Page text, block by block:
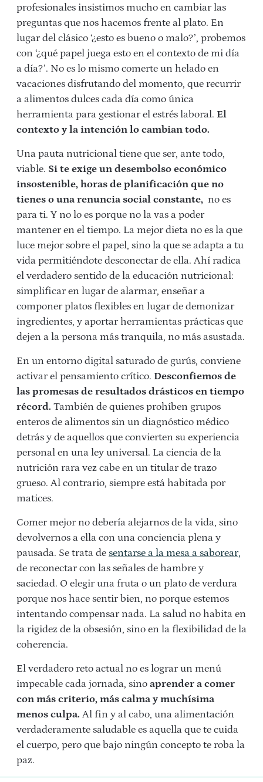
profesionales insistimos mucho en cambiar las
preguntas que nos hacemos frente al plato. En
lugar del clásico ‘¿esto es bueno o malo?’, probemos
con ‘¿qué papel juega esto en el contexto de mi día
a día?’. No es lo mismo comerte un helado en
vacaciones disfrutando del momento, que recurrir
a alimentos dulces cada día como única
herramienta para gestionar el estrés laboral. El
contexto y la intención lo cambian todo.
Una pauta nutricional tiene que ser, ante todo,
viable. Si te exige un desembolso económico
insostenible, horas de planificación que no
tienes o una renuncia social constante, no es
para ti. Y no lo es porque no la vas a poder
mantener en el tiempo. La mejor dieta no es la que
luce mejor sobre el papel, sino la que se adapta a tu
vida permitiéndote desconectar de ella. Ahí radica
el verdadero sentido de la educación nutricional:
simplificar en lugar de alarmar, enseñar a
componer platos flexibles en lugar de demonizar
ingredientes, y aportar herramientas prácticas que
dejen a la persona más tranquila, no más asustada.
En un entorno digital saturado de gurús, conviene
activar el pensamiento crítico. Desconfiemos de
las promesas de resultados drásticos en tiempo
récord. También de quienes prohíben grupos
enteros de alimentos sin un diagnóstico médico
detrás y de aquellos que convierten su experiencia
personal en una ley universal. La ciencia de la
nutrición rara vez cabe en un titular de trazo
grueso. Al contrario, siempre está habitada por
matices.
Comer mejor no debería alejarnos de la vida, sino
devolvernos a ella con una conciencia plena y
pausada. Se trata de sentarse a la mesa a saborear,
de reconectar con las señales de hambre y
saciedad. O elegir una fruta o un plato de verdura
porque nos hace sentir bien, no porque estemos
intentando compensar nada. La salud no habita en
la rigidez de la obsesión, sino en la flexibilidad de la
coherencia.
El verdadero reto actual no es lograr un menú
impecable cada jornada, sino aprender a comer
con más criterio, más calma y muchísima
menos culpa. Al fin y al cabo, una alimentación
verdaderamente saludable es aquella que te cuida
el cuerpo, pero que bajo ningún concepto te roba la
paz.